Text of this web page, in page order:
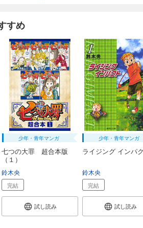
すめ
少年・青年マンガ
七つの大罪 超合本版
（１）
鈴木央
完結
試し読み
少年・青年マンガ
ライジング インパ
鈴木央
完結
試し読み